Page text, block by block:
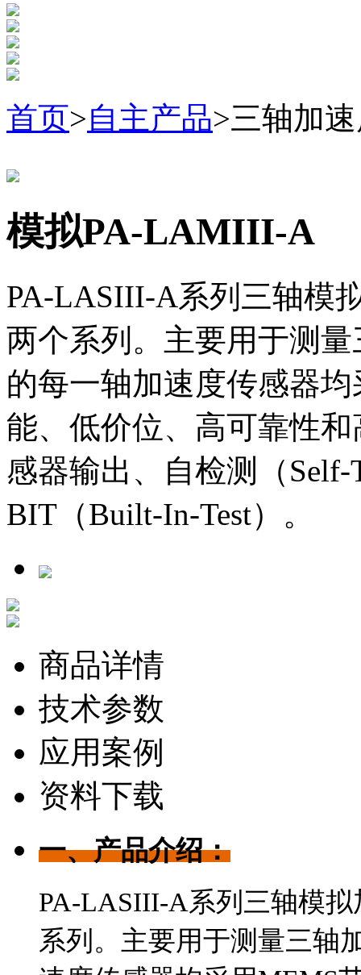
首页>自主产品>三轴加
模拟PA-LAMIII-A
PA-LASIII-A系列三轴模
两个系列。主要用于测
的每一轴加速度传感器
能、低价位、高可靠性
感器输出、自检测（
BIT（Built-In-Test）。
商品详情
技术参数
应用案例
资料下载
一、产品介绍：
PA-LASIII-A系列三轴模
系列。主要用于测量三轴